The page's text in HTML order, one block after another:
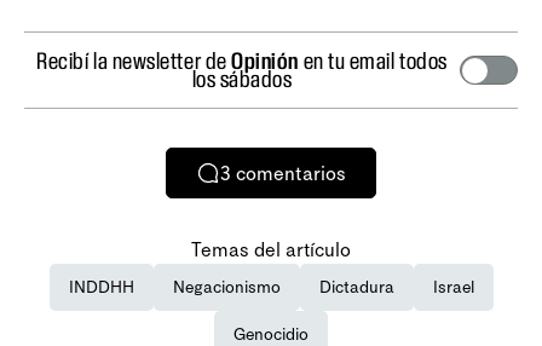
Recibí la newsletter deOpinión en tu email todos
los sábados
3 comentarios
Temas del artículo
INDDHH Negacionismo Dictadura Israel
Genocidio